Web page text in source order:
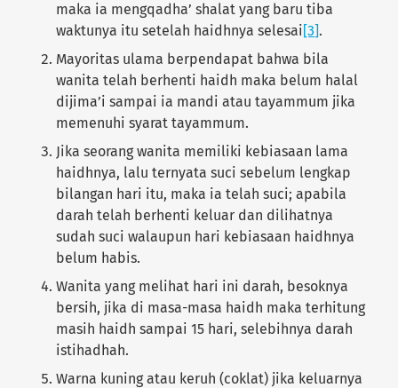
maka ia mengqadha’ shalat yang baru tiba
waktunya itu setelah haidhnya selesai[3].
Mayoritas ulama berpendapat bahwa bila
wanita telah berhenti haidh maka belum halal
dijima’i sampai ia mandi atau tayammum jika
memenuhi syarat tayammum.
Jika seorang wanita memiliki kebiasaan lama
haidhnya, lalu ternyata suci sebelum lengkap
bilangan hari itu, maka ia telah suci; apabila
darah telah berhenti keluar dan dilihatnya
sudah suci walaupun hari kebiasaan haidhnya
belum habis.
Wanita yang melihat hari ini darah, besoknya
bersih, jika di masa-masa haidh maka terhitung
masih haidh sampai 15 hari, selebihnya darah
istihadhah.
Warna kuning atau keruh (coklat) jika keluarnya